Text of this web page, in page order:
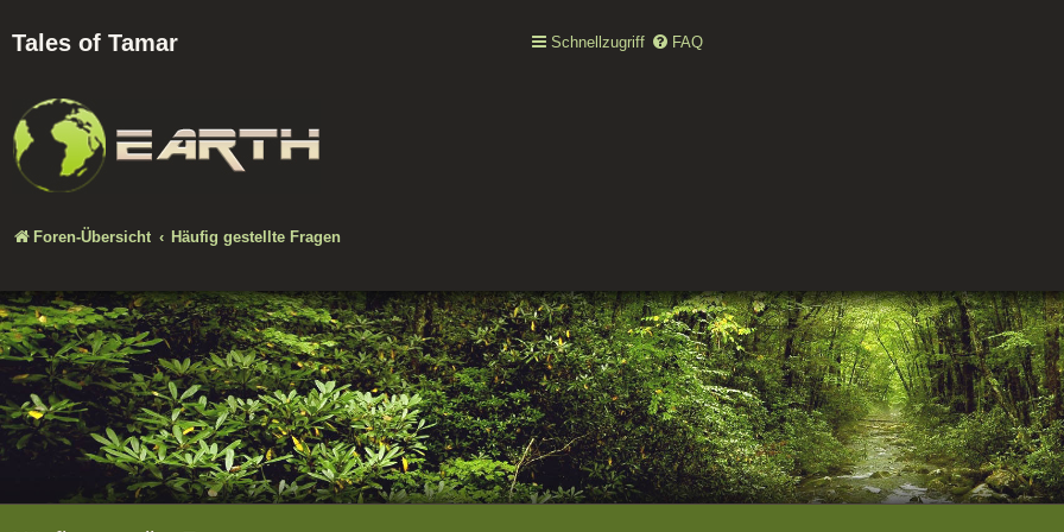
Tales of Tamar Schnellzugriff FAQ
Foren-Übersicht Häufig gestellte Fragen